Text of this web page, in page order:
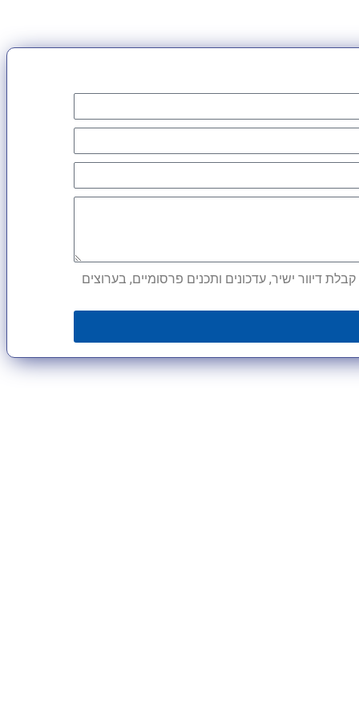
דיוור ישיר, עדכונים ותכנים פרסומיים, בערוצים